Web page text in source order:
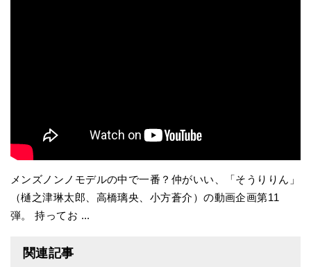
メンズノンノモデルの中で一番？仲がいい、「そうりりん」
（樋之津琳太郎、高橋璃央、小方蒼介）の動画企画第11
弾。 持ってお ...
関連記事